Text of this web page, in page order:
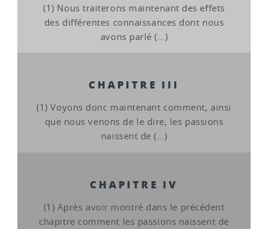
(1) Nous traiterons maintenant des effets
des différentes connaissances dont nous
avons parlé (…)
CHAPITRE III
(1) Voyons donc maintenant comment, ainsi
que nous venons de le dire, les passions
naissent de (…)
CHAPITRE IV
(1) Après avoir montré dans le précédent
chapitre comment les passions naissent de